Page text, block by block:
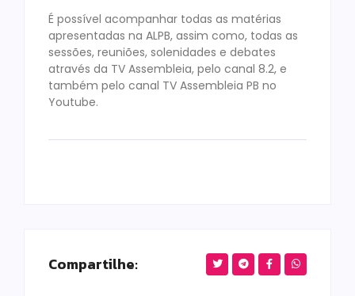
É possível acompanhar todas as matérias
apresentadas na ALPB, assim como, todas as
sessões, reuniões, solenidades e debates
através da TV Assembleia, pelo canal 8.2, e
também pelo canal TV Assembleia PB no
Youtube.
Compartilhe: